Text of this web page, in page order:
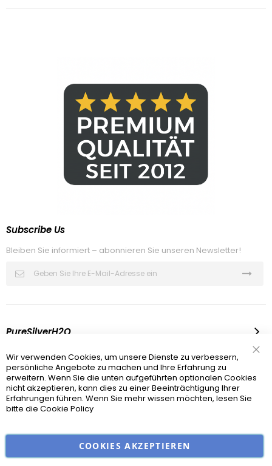
Subscribe Us
Bleiben Sie informiert – abonnieren Sie unseren Newsletter!
Sie
unseren
an:
PureSilverH2O
Infomation
Recht Und Sicherheit
© 2012-2025 PureSilverH2O®
Wir verwenden Cookies, um unsere Dienste zu verbessern,
persönliche Angebote zu machen und Ihre Erfahrung zu
erweitern. Wenn Sie die unten aufgeführten optionalen Cookies
nicht akzeptieren, kann dies zu einer Beeinträchtigung Ihrer
Erfahrungen führen. Wenn Sie mehr wissen möchten, lesen Sie
bitte die Cookie Policy
COOKIES AKZEPTIEREN